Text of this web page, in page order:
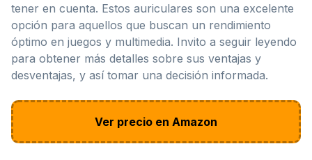
tener en cuenta. Estos auriculares son una excelente
opción para aquellos que buscan un rendimiento
óptimo en juegos y multimedia. Invito a seguir leyendo
para obtener más detalles sobre sus ventajas y
desventajas, y así tomar una decisión informada.
Ver precio en Amazon